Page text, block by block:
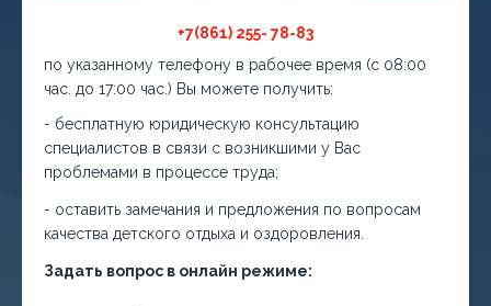
+7(861) 255- 78-83
по указанному телефону в рабочее время (с 08:00
час. до 17:00 час.) Вы можете получить:
- бесплатную юридическую консультацию
специалистов в связи с возникшими у Вас
проблемами в процессе труда;
- оставить замечания и предложения по вопросам
качества детского отдыха и оздоровления.
Задать вопрос в онлайн режиме: